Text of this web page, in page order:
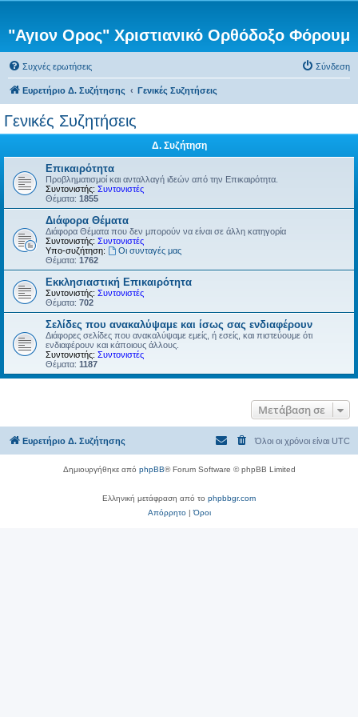
"Αγιον Ορος" Χριστιανικό Ορθόδοξο Φόρουμ
Συχνές ερωτήσεις Σύνδεση
Ευρετήριο Δ. Συζήτησης Γενικές Συζητήσεις
Γενικές Συζητήσεις
Δ. Συζήτηση
Επικαιρότητα
Προβληματισμοί και ανταλλαγή ιδεών από την Επικαιρότητα.
Συντονιστής: Συντονιστές
Θέματα: 1855
Διάφορα Θέματα
Διάφορα Θέματα που δεν μπορούν να είναι σε άλλη κατηγορία
Συντονιστής: Συντονιστές
Υπο-συζήτηση:
Οι συνταγές μας
Θέματα: 1762
Εκκλησιαστική Επικαιρότητα
Συντονιστής: Συντονιστές
Θέματα: 702
Σελίδες που ανακαλύψαμε και ίσως σας ενδιαφέρουν
Διάφορες σελίδες που ανακαλύψαμε εμείς, ή εσείς, και πιστεύουμε ότι
ενδιαφέρουν και κάποιους άλλους.
Συντονιστής: Συντονιστές
Θέματα: 1187
Μετάβαση σε
Ευρετήριο Δ. Συζήτησης Όλοι οι χρόνοι είναι UTC
Δημιουργήθηκε από phpBB® Forum Software © phpBB Limited
Ελληνική μετάφραση από το phpbbgr.com
Απόρρητο|Όροι